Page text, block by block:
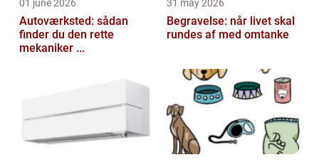
01 june 2026
Autoværksted: sådan
finder du den rette
mekaniker ...
31 may 2026
Begravelse: når livet skal
rundes af med omtanke